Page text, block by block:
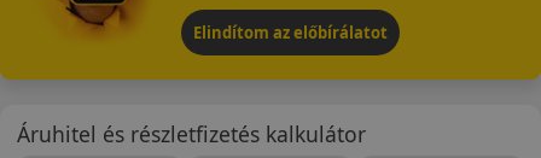
Elindítom az előbírálatot
Áruhitel és részletfizetés kalkulátor